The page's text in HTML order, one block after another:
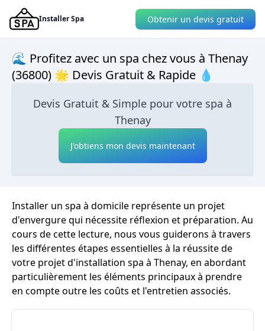
Installer Spa Obtenir un devis gratuit
🌊 Profitez avec un spa chez vous à Thenay
(36800) 🌟 Devis Gratuit & Rapide 💧
Devis Gratuit & Simple pour votre spa à
Thenay
J'obtiens mon devis maintenant
Installer un spa à domicile représente un projet
d'envergure qui nécessite réflexion et préparation. Au
cours de cette lecture, nous vous guiderons à travers
les différentes étapes essentielles à la réussite de
votre projet d'installation spa à Thenay, en abordant
particulièrement les éléments principaux à prendre
en compte outre les coûts et l'entretien associés.